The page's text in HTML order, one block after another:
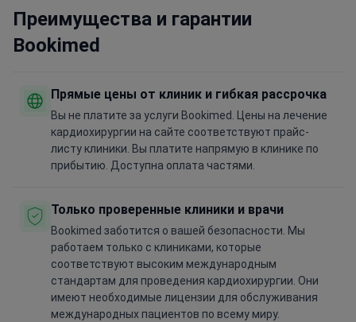
Преимущества и гарантии
Bookimed
Прямые цены от клиник и гибкая рассрочка
Вы не платите за услуги Bookimed. Цены на лечение
кардиохирургии на сайте соответствуют прайс-
листу клиники. Вы платите напрямую в клинике по
прибытию. Доступна оплата частями.
Только проверенные клиники и врачи
Bookimed заботится о вашей безопасности. Мы
работаем только с клиниками, которые
соответствуют высоким международным
стандартам для проведения кардиохирургии. Они
имеют необходимые лицензии для обслуживания
международных пациентов по всему миру.